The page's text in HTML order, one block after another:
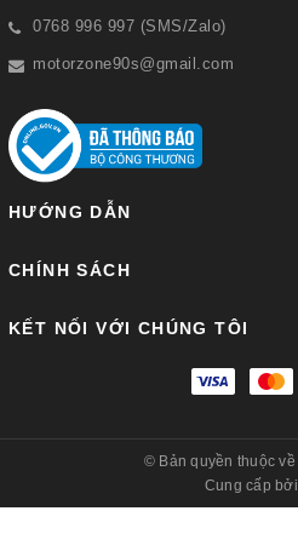
0768 996 997 (SMS/Zalo)
motorzone90s@gmail.com
HƯỚNG DẪN
CHÍNH SÁCH
KẾT NỐI VỚI CHÚNG TÔI
© Bản quyền thuộc về
Cung cấp bởi